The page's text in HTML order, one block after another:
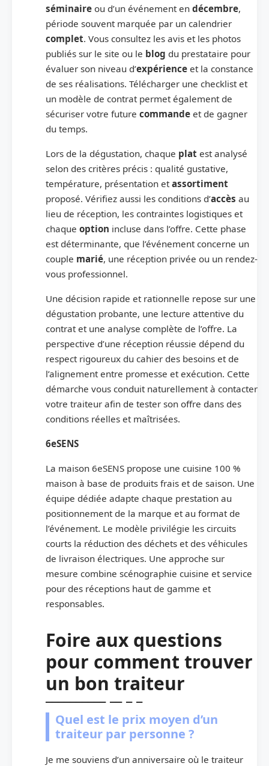
séminaire ou d’un événement en décembre,
période souvent marquée par un calendrier
complet. Vous consultez les avis et les photos
publiés sur le site ou le blog du prestataire pour
évaluer son niveau d’expérience et la constance
de ses réalisations. Télécharger une checklist et
un modèle de contrat permet également de
sécuriser votre future commande et de gagner
du temps.
Lors de la dégustation, chaque plat est analysé
selon des critères précis : qualité gustative,
température, présentation et assortiment
proposé. Vérifiez aussi les conditions d’accès au
lieu de réception, les contraintes logistiques et
chaque option incluse dans l’offre. Cette phase
est déterminante, que l’événement concerne un
couple marié, une réception privée ou un rendez-
vous professionnel.
Une décision rapide et rationnelle repose sur une
dégustation probante, une lecture attentive du
contrat et une analyse complète de l’offre. La
perspective d’une réception réussie dépend du
respect rigoureux du cahier des besoins et de
l’alignement entre promesse et exécution. Cette
démarche vous conduit naturellement à contacter
votre traiteur afin de tester son offre dans des
conditions réelles et maîtrisées.
6eSENS
La maison 6eSENS propose une cuisine 100 %
maison à base de produits frais et de saison. Une
équipe dédiée adapte chaque prestation au
positionnement de la marque et au format de
l’événement. Le modèle privilégie les circuits
courts la réduction des déchets et des véhicules
de livraison électriques. Une approche sur
mesure combine scénographie cuisine et service
pour des réceptions haut de gamme et
responsables.
Foire aux questions
pour comment trouver
un bon traiteur
Quel est le prix moyen d’un
traiteur par personne ?
Je me souviens d’un anniversaire où le traiteur